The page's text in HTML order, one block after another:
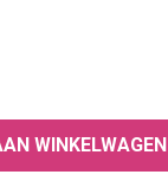
klassieke tinten
WINKELWAGEN